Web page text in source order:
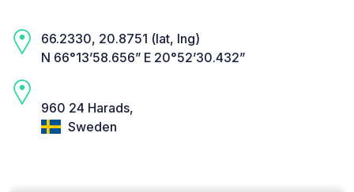
66.2330, 20.8751 (lat, lng)
N 66°13’58.656” E 20°52’30.432”
960 24 Harads,
Sweden